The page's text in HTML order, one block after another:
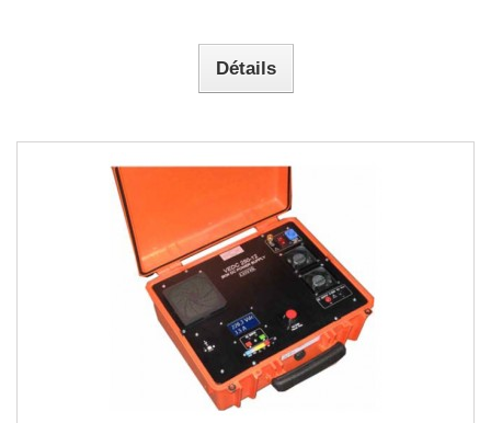
Détails